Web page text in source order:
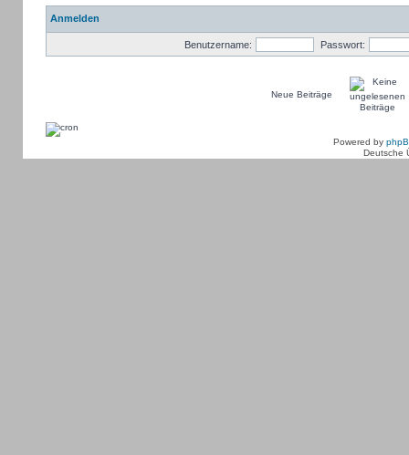
Anmelden
Benutzername: Passwort:
Neue Beiträge
Powered by
Deutsche